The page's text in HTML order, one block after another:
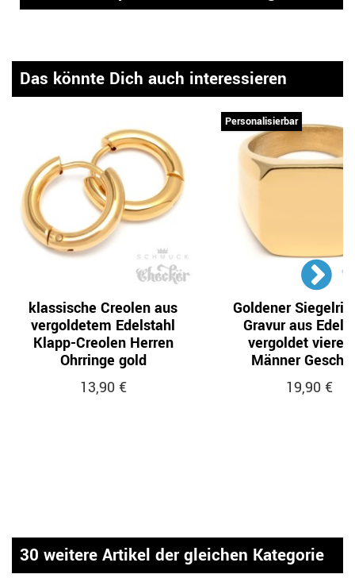
Das könnte Dich auch interessieren
klassische Creolen aus
vergoldetem Edelstahl
Klapp-Creolen Herren
Ohrringe gold
13,90 €
Personalisierbar
Goldener
Gravur aus
vergoldet
Männer
19,90 €
30 weitere Artikel der gleichen Kategorie